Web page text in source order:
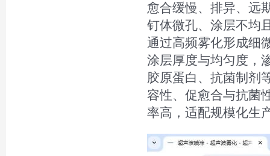
愈合缓慢、排异、远
钉体微孔、涂层不均
通过高频雾化形成细
涂层厚度与均匀度，
胶原蛋白、抗菌制剂
容性、促愈合与抗菌
率高，适配规模化生